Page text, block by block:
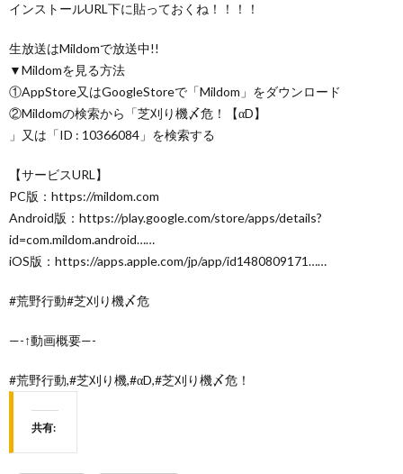
インストールURL下に貼っておくね！！！！
生放送はMildomで放送中!!
▼Mildomを見る方法
①AppStore又はGoogleStoreで「Mildom」をダウンロード
②Mildomの検索から「芝刈り機〆危！【αD】
」又は「ID : 10366084」を検索する
【サービスURL】
PC版：https://mildom.com
Android版：https://play.google.com/store/apps/details?
id=com.mildom.android……
iOS版：https://apps.apple.com/jp/app/id1480809171……
#荒野行動#芝刈り機〆危
—-↑動画概要—-
#荒野行動,#芝刈り機,#αD,#芝刈り機〆危！
共有: